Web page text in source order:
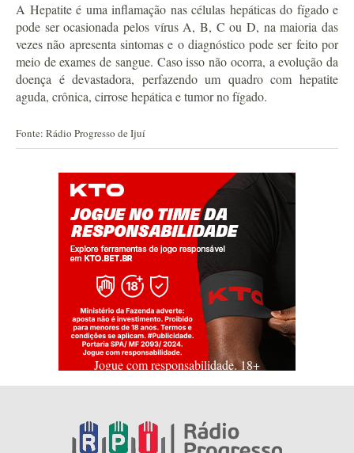
A Hepatite é uma inflamação nas células hepáticas do fígado e
pode ser ocasionada pelos vírus A, B, C ou D, na maioria das
vezes não apresenta sintomas e o diagnóstico pode ser feito por
meio de exames de sangue. Caso isso não ocorra, a evolução da
doença é devastadora, perfazendo um quadro com hepatite
aguda, crônica, cirrose hepática e tumor no fígado.
Fonte: Rádio Progresso de Ijuí
Jogue com responsabilidade. 18+